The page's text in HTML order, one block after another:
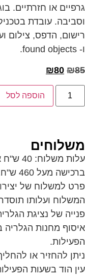
גרפיים או חזרתיים.
וסביבה. עובדת
רישום, הדפס, צילום
ו- found objects.
₪85
₪80
הוספה לסל
משלוחים
עלות
ברכישה מעל 460 ש"ח. זמן אספקה: עד 7 ימי עסקים.
פרט למשלוח של
המשלוח ועלותו
פנייה של נציגת הגלריה
איסוף מחנות הגלריה
הפעילות.
ניתן להחזיר או
עין הוד בשעות